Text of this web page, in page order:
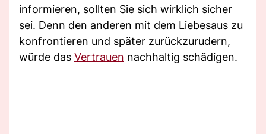
informieren, sollten Sie sich wirklich sicher
sei. Denn den anderen mit dem Liebesaus zu
konfrontieren und später zurückzurudern,
würde das Vertrauen nachhaltig schädigen.